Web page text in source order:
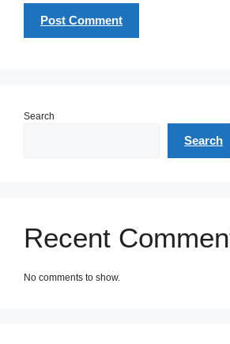
Search
Search
Recent
No comments to show.